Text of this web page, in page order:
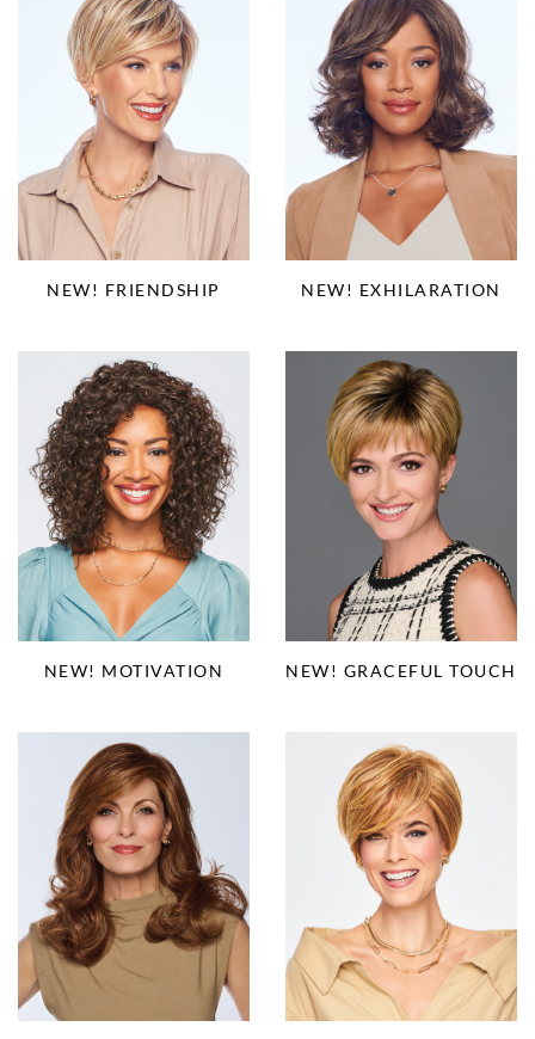
NEW! FRIENDSHIP NEW! EXHILARATION
NEW! MOTIVATION NEW! GRACEFUL TOUCH